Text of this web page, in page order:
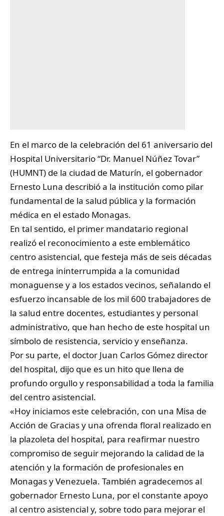
En el marco de la celebración del 61 aniversario del
Hospital Universitario “Dr. Manuel Núñez Tovar”
(HUMNT) de la ciudad de Maturín, el gobernador
Ernesto Luna describió a la institución como pilar
fundamental de la salud pública y la formación
médica en el estado Monagas.
En tal sentido, el primer mandatario regional
realizó el reconocimiento a este emblemático
centro asistencial, que festeja más de seis décadas
de entrega ininterrumpida a la comunidad
monaguense y a los estados vecinos, señalando el
esfuerzo incansable de los mil 600 trabajadores de
la salud entre docentes, estudiantes y personal
administrativo, que han hecho de este hospital un
símbolo de resistencia, servicio y enseñanza.
Por su parte, el doctor Juan Carlos Gómez director
del hospital, dijo que es un hito que llena de
profundo orgullo y responsabilidad a toda la familia
del centro asistencial.
«Hoy iniciamos este celebración, con una Misa de
Acción de Gracias y una ofrenda floral realizado en
la plazoleta del hospital, para reafirmar nuestro
compromiso de seguir mejorando la calidad de la
atención y la formación de profesionales en
Monagas y Venezuela. También agradecemos al
gobernador Ernesto Luna, por el constante apoyo
al centro asistencial y, sobre todo para mejorar el